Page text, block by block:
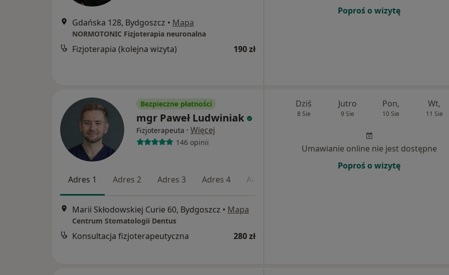
Gdańska 128, Bydgoszcz • Mapa
NORMOTONIC Fizjoterapia neuronalna
Fizjoterapia (kolejna wizyta) 190 zł
Poproś o wizytę
Bezpieczne płatności
mgr Paweł Ludwiniak
Fizjoterapeuta · Więcej
146 opinii
Adres 1 Adres 2 Adres 3 Adres 4 Adres 5
Marii Skłodowskiej Curie 60, Bydgoszcz • Mapa
Centrum Stomatologii Dentus
Konsultacja fizjoterapeutyczna 280 zł
Dziś
8 Sie
Jutro
9 Sie
Pon,
10 Sie
Wt,
11 Sie
Umawianie online nie jest dostępne
Poproś o wizytę